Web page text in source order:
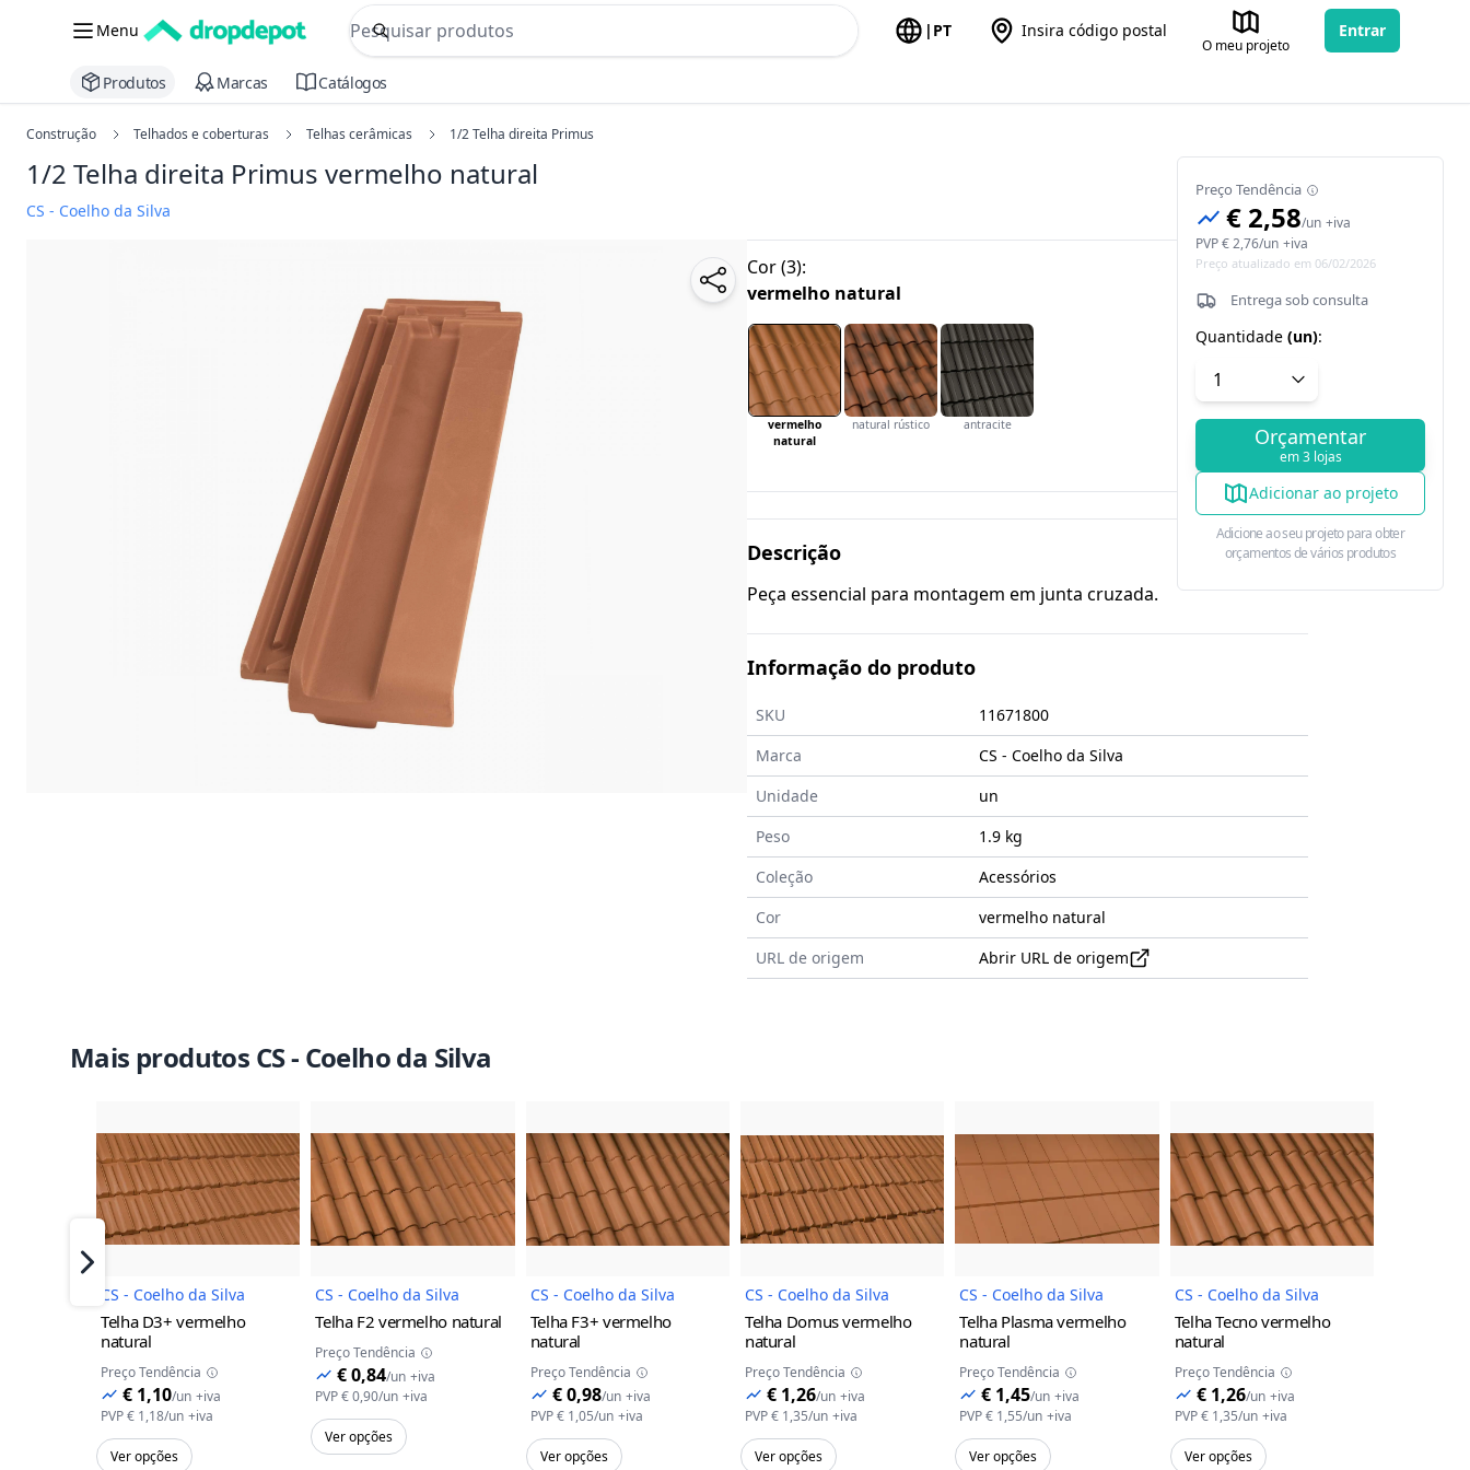
Menu
commerce search no header
Procurar
| PT Insira código postal
O meu projeto
Entrar
Produtos Marcas Catálogos
Construção Telhados e coberturas Telhas cerâmicas 1/2 Telha direita Primus
1/2 Telha direita Primus vermelho natural
CS - Coelho da Silva
Cor(3):
vermelho natural
vermelho
natural
natural rústico antracite
Descrição
Peça essencial para montagem em junta cruzada.
Informação do produto
SKU
11671800
Marca
CS - Coelho da Silva
Unidade
un
Peso
1.9 kg
Coleção
Acessórios
Cor
vermelho natural
URL de origem
Abrir URL de origem
Preço Tendência
€ 2,58/un +iva
PVP€ 2,76/un +iva
Preço atualizado em 06/02/2026
Entrega sob consulta
Quantidade (un):
Orçamentar
em 3 lojas
Adicionar ao projeto
Adicione ao seu projeto para obter
orçamentos de vários produtos
Mais produtos CS - Coelho da Silva
Imagem do Produto
CS - Coelho da Silva
Telha D3+ vermelho
natural
Preço Tendência
€ 1,10/un +iva
PVP€ 1,18/un +iva
Ver opções
Imagem do Produto
CS - Coelho da Silva
Telha F2 vermelho natural
Preço Tendência
€ 0,84/un +iva
PVP€ 0,90/un +iva
Ver opções
Imagem do Produto
CS - Coelho da Silva
Telha F3+ vermelho
natural
Preço Tendência
€ 0,98/un +iva
PVP€ 1,05/un +iva
Ver opções
Imagem do Produto
CS - Coelho da Silva
Telha Domusvermelho
natural
Preço Tendência
€ 1,26/un +iva
PVP€ 1,35/un +iva
Ver opções
Imagem do Produto
CS - Coelho da Silva
Telha Plasmavermelho
natural
Preço Tendência
€ 1,45/un +iva
PVP€ 1,55/un +iva
Ver opções
Imagem do Produto
CS - Coelho da Silva
Telha Tecnovermelho
natural
Preço Tendência
€ 1,26/un +iva
PVP€ 1,35/un +iva
Ver opções
Próximo